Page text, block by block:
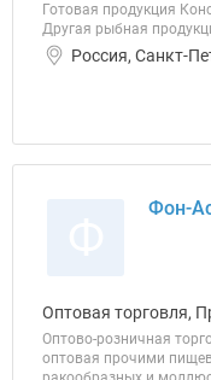
Готовая продукция
Другая рыбная
Россия, Санкт-
Фон-
Оптовая торговля,
Оптово-розничная
оптовая прочими